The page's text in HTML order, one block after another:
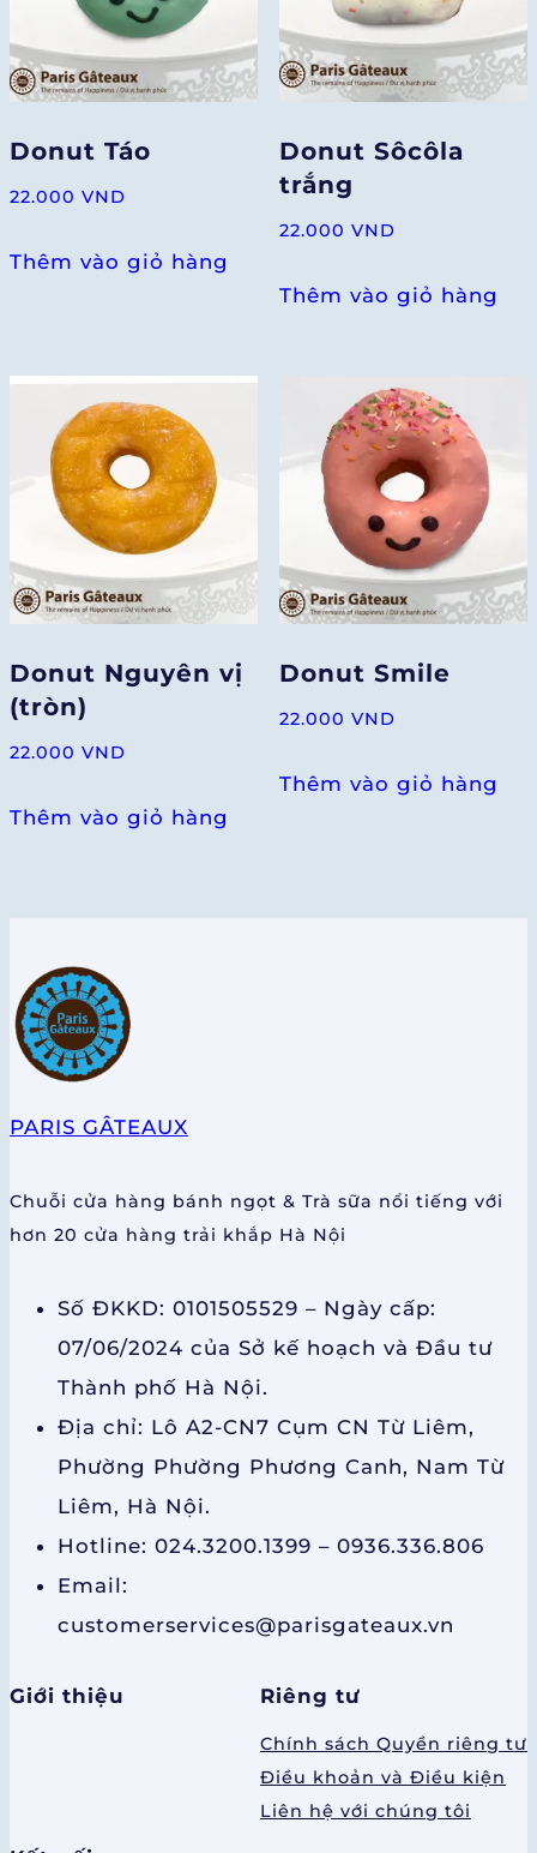
Donut Táo
22.000 VND
Thêm vào giỏ hàng
Donut Sôcôla
trắng
22.000 VND
Thêm vào giỏ hàng
Donut Nguyên vị
(tròn)
22.000 VND
Thêm vào giỏ hàng
Donut Smile
22.000 VND
Thêm vào giỏ hàng
PARIS GÂTEAUX
Chuỗi cửa hàng bánh ngọt & Trà sữa nổi tiếng với
hơn 20 cửa hàng trải khắp Hà Nội
Số ĐKKD: 0101505529 – Ngày cấp:
07/06/2024 của Sở kế hoạch và Đầu tư
Thành phố Hà Nội.
Địa chỉ: Lô A2-CN7 Cụm CN Từ Liêm,
Phường Phường Phương Canh, Nam Từ
Liêm, Hà Nội.
Hotline: 024.3200.1399 – 0936.336.806
Email:
customerservices@parisgateaux.vn
Giới thiệu Riêng tư
Chính sách Quyền riêng tư
Điều khoản và Điều kiện
Liên hệ với chúng tôi